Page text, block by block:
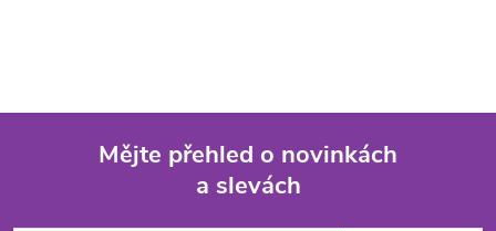
Mějte přehled o novinkách
a slevách